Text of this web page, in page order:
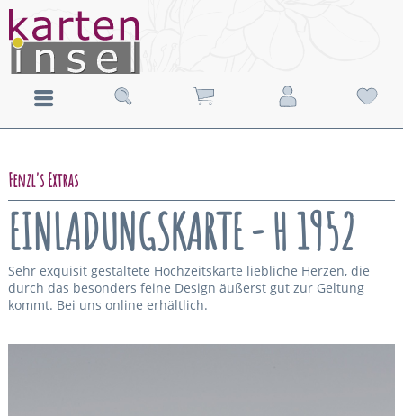
Fenzl's Extras
EINLADUNGSKARTE - H 1952
Sehr exquisit gestaltete Hochzeitskarte liebliche Herzen, die
durch das besonders feine Design äußerst gut zur Geltung
kommt. Bei uns online erhältlich.